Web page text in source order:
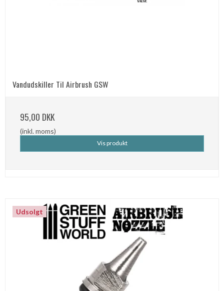
Vandudskiller Til Airbrush GSW
95,00 DKK
(inkl. moms)
Vis produkt
Udsolgt